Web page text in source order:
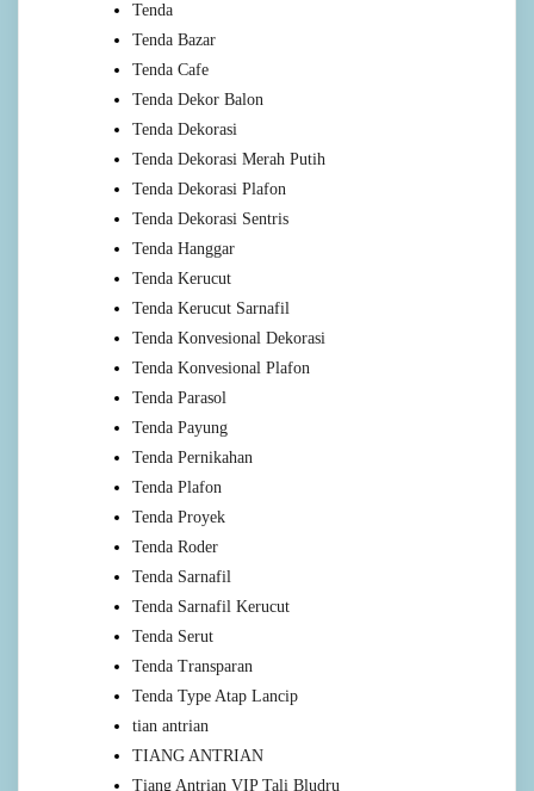
Tenda
Tenda Bazar
Tenda Cafe
Tenda Dekor Balon
Tenda Dekorasi
Tenda Dekorasi Merah Putih
Tenda Dekorasi Plafon
Tenda Dekorasi Sentris
Tenda Hanggar
Tenda Kerucut
Tenda Kerucut Sarnafil
Tenda Konvesional Dekorasi
Tenda Konvesional Plafon
Tenda Parasol
Tenda Payung
Tenda Pernikahan
Tenda Plafon
Tenda Proyek
Tenda Roder
Tenda Sarnafil
Tenda Sarnafil Kerucut
Tenda Serut
Tenda Transparan
Tenda Type Atap Lancip
tian antrian
TIANG ANTRIAN
Tiang Antrian VIP Tali Bludru